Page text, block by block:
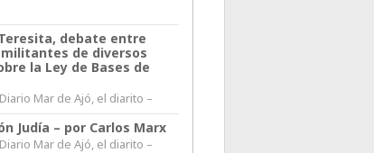
debate entre
de diversos
la Ley de Bases de
Mar de Ajó, el diarito –
Judía – por Carlos Marx
Mar de Ajó, el diarito –